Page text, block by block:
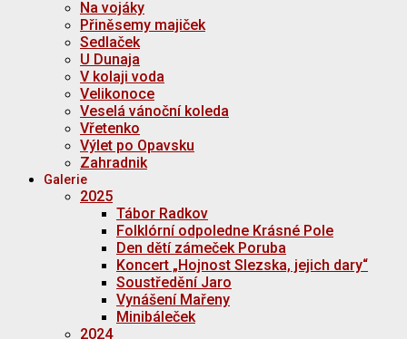
Na vojáky
Přiněsemy majiček
Sedlaček
U Dunaja
V kolaji voda
Velikonoce
Veselá vánoční koleda
Vřetenko
Výlet po Opavsku
Zahradnik
Galerie
2025
Tábor Radkov
Folklórní odpoledne Krásné Pole
Den dětí zámeček Poruba
Koncert „Hojnost Slezska, jejich dary“
Soustředění Jaro
Vynášení Mařeny
Minibáleček
2024